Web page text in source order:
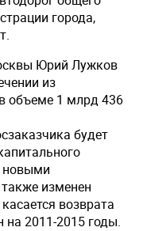
города,
Юрий Лужков
из
объеме 1 млрд 436
будет
новыми
изменен
возврата
на 2011-2015 годы.